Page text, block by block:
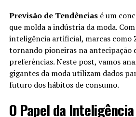
Benefícios do
Compras Online
Utilizar um Personal Shopper para
uma série de benefícios:
Economia de Tempo:O
Shopper faz isso rapidamente.
Previsão de Tendênciasé um
que molda a indústria da moda.
inteligência artificial, marcas como
tornando pioneiras na antecipação
preferências. Neste post, vamos
gigantes da moda utilizam dados
futuro dos hábitos de consumo.
O Papel da